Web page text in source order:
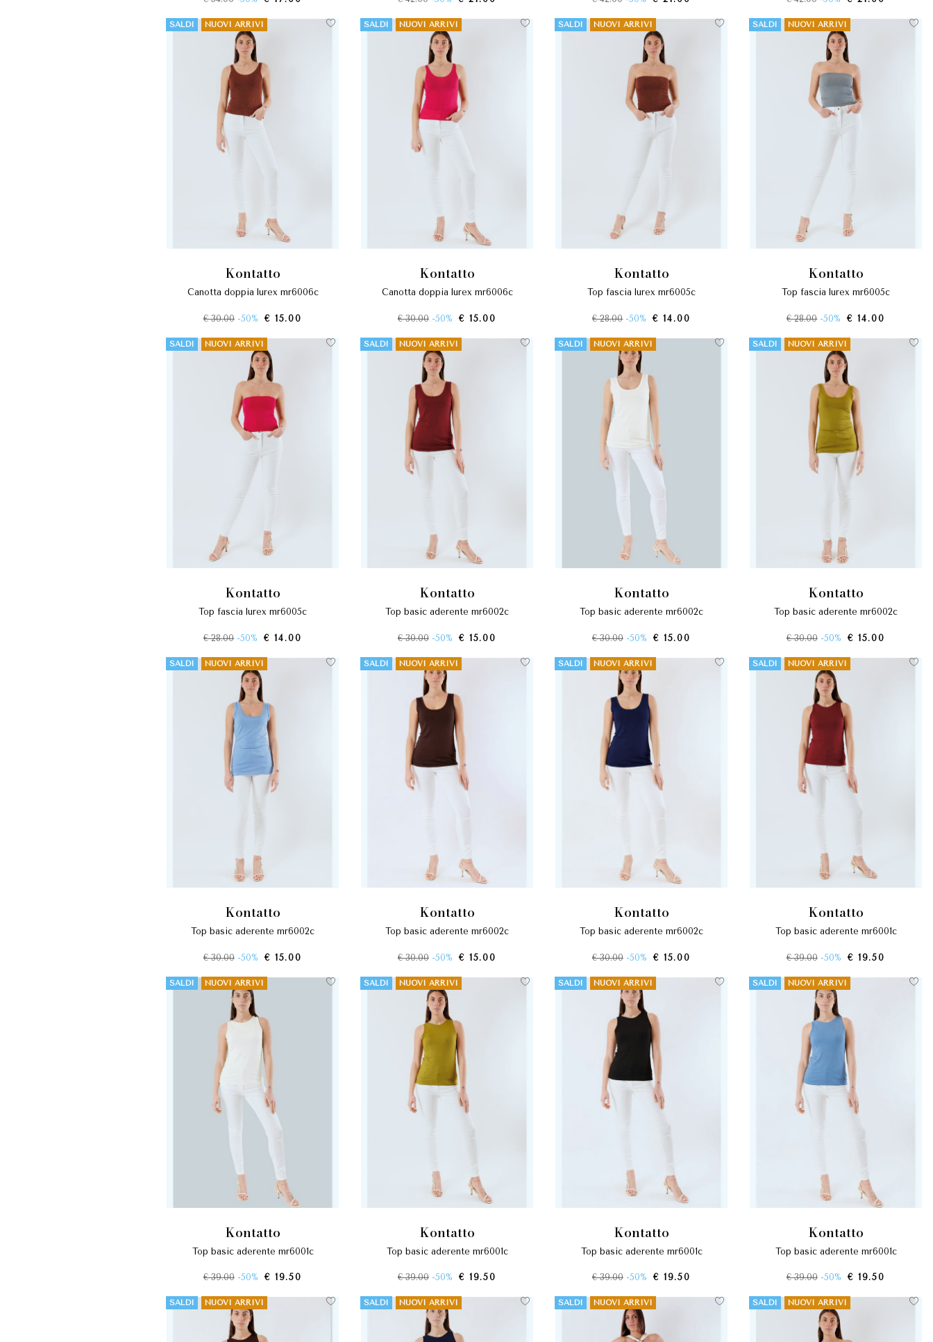
SALDI NUOVI ARRIVI
kontatto
canotta doppia lurex mr6006c
€ 30.00 -50% € 15.00
SALDI NUOVI ARRIVI
kontatto
canotta doppia lurex mr6006c
€ 30.00 -50% € 15.00
SALDI NUOVI ARRIVI
kontatto
top fascia lurex mr6005c
€ 28.00 -50% € 14.00
SALDI NUOVI ARRIVI
kontatto
top fascia lurex mr6005c
€ 28.00 -50% € 14.00
SALDI NUOVI ARRIVI
kontatto
top fascia lurex mr6005c
€ 28.00 -50% € 14.00
SALDI NUOVI ARRIVI
kontatto
top basic aderente mr6002c
€ 30.00 -50% € 15.00
SALDI NUOVI ARRIVI
kontatto
top basic aderente mr6002c
€ 30.00 -50% € 15.00
SALDI NUOVI ARRIVI
kontatto
top basic aderente mr6002c
€ 30.00 -50% € 15.00
SALDI NUOVI ARRIVI
kontatto
top basic aderente mr6002c
€ 30.00 -50% € 15.00
SALDI NUOVI ARRIVI
kontatto
top basic aderente mr6002c
€ 30.00 -50% € 15.00
SALDI NUOVI ARRIVI
kontatto
top basic aderente mr6002c
€ 30.00 -50% € 15.00
SALDI NUOVI ARRIVI
kontatto
top basic aderente mr6001c
€ 39.00 -50% € 19.50
SALDI NUOVI ARRIVI
kontatto
top basic aderente mr6001c
€ 39.00 -50% € 19.50
SALDI NUOVI ARRIVI
kontatto
top basic aderente mr6001c
€ 39.00 -50% € 19.50
SALDI NUOVI ARRIVI
kontatto
top basic aderente mr6001c
€ 39.00 -50% € 19.50
SALDI NUOVI ARRIVI
kontatto
top basic aderente mr6001c
€ 39.00 -50% € 19.50
SALDI NUOVI ARRIVI SALDI NUOVI ARRIVI SALDI NUOVI ARRIVI SALDI NUOVI ARRIVI